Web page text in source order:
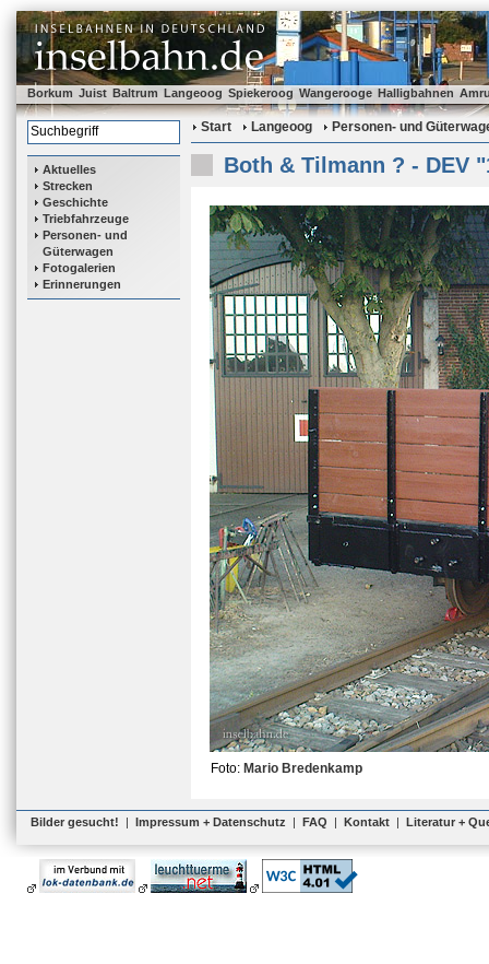
Borkum Juist Baltrum Langeoog Spiekeroog Wangerooge Halligbahnen
Aktuelles
Strecken
Geschichte
Triebfahrzeuge
Personen- und
Güterwagen
Fotogalerien
Erinnerungen
Start Langeoog Personen- und
Both & Tilmann ? - DEV
Foto: Mario Bredenkamp
Bilder gesucht! | Impressum + Datenschutz | FAQ | Kontakt | Literatur +